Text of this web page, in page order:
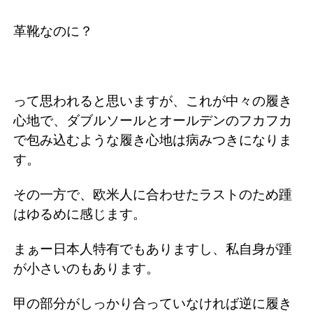
革靴なのに？
って思われると思いますが、これが中々の履き
心地で、ダブルソールとオールデンのフカフカ
で包み込むような履き心地は病みつきになりま
す。
その一方で、欧米人に合わせたラストのため踵
はゆるめに感じます。
まぁー日本人特有でもありますし、私自身が踵
が小さいのもあります。
甲の部分がしっかり合っていなければ逆に履き